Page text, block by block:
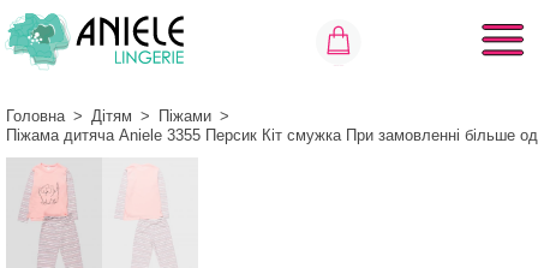
Головна > Дітям > Піжами >
Піжама дитяча Aniele 3355 Персик Кіт смужка При замовленні більше